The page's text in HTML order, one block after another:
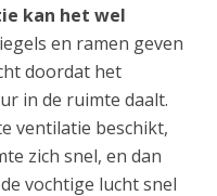
kan het wel
en ramen geven
doordat het
in de ruimte daalt.
ventilatie beschikt,
zich snel, en dan
vochtige lucht snel